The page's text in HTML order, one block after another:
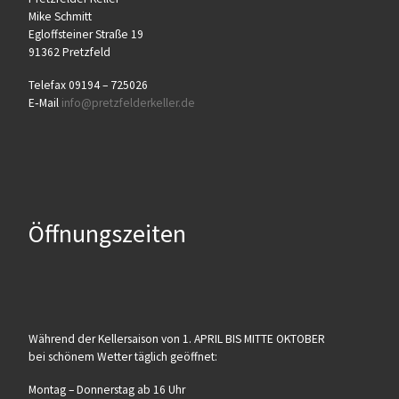
Mike Schmitt
Egloff­stei­ner Stra­ße 19
91362 Pretzfeld
Tele­fax 09194 – 725026
E‑Mail info@​pretzfelderkeller.​de
Öffnungszeiten
Wäh­rend der Kel­ler­sai­son von 1. APRIL BIS MITTE OKTOBER
bei schö­nem Wet­ter täg­lich geöffnet:
Mon­tag – Don­ners­tag ab 16 Uhr